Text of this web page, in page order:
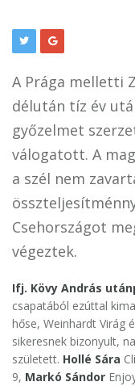
A Prága melletti
délután tíz év
győzelmet
válogatott. A
a szél nem
Csehországot
végeztek.
Ifj. Kövy András
csapatából ezúttal
hőse, Weinhardt Virág
sikeresnek bizonyult,
született. Hollé Sára
9, Markó Sándor